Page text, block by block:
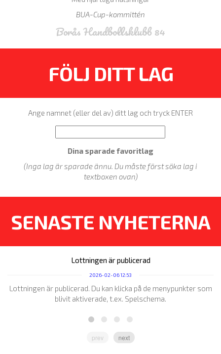
BUA-Cup-kommittén
Borås Handbollsklubb 84
FÖLJ DITT LAG
Ange namnet (eller del av) ditt lag och tryck ENTER
Dina sparade favoritlag
(Inga lag är sparade ännu. Du måste först söka lag i
textboxen ovan)
SENASTE NYHETERNA
Lottningen är publicerad
2026-02-06 12:53
Lottningen är publicerad. Du kan klicka på de menypunkter som
blivit aktiverade, t.ex. Spelschema.
prev next